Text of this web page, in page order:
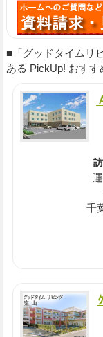
■「グッドタイムリ
ある PickUp! おすす
千